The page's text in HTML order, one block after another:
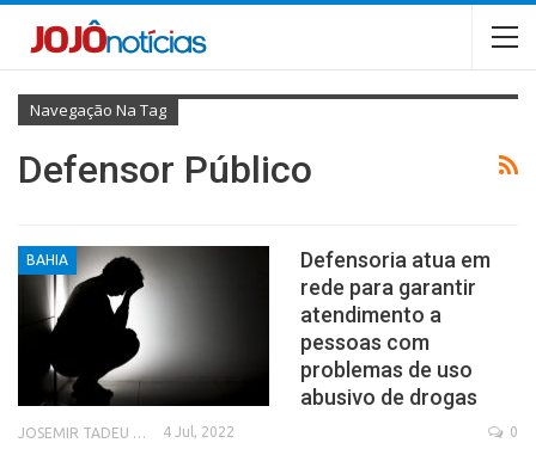
Navegação Na Tag
Defensor Público
BAHIA
Defensoria atua em
rede para garantir
atendimento a
pessoas com
problemas de uso
abusivo de drogas
4 Jul, 2022 0